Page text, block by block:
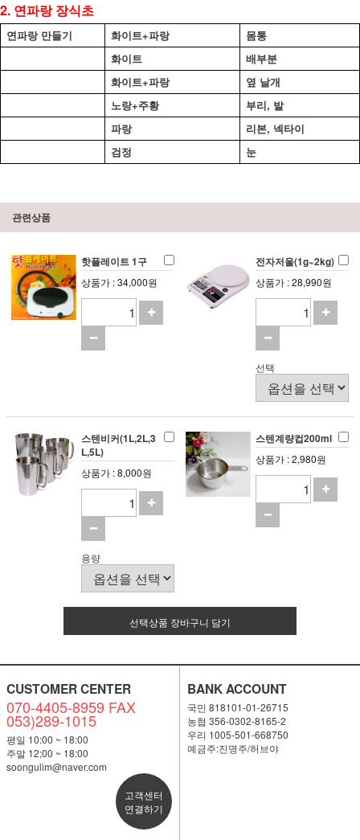
2. 연파랑 장식초
연파랑 만들기 화이트+파랑
몸통
화이트
배부분
화이트+파랑
옆 날개
노랑+주황
부리, 발
파랑
리본, 넥타이
검정
눈
관련상품
핫플레이트 1구
상품가 : 34,000원
전자저울(1g~2kg)
상품가 : 28,990원
선택
스텐비커(1L,2L,3
L,5L)
상품가 : 8,000원
용량
스텐계량컵200ml
상품가 : 2,980원
선택상품 장바구니 담기
CUSTOMER CENTER
070-4405-8959 FAX
053)289-1015
평일 10:00 ~ 18:00
주말 12;00 ~ 18:00
soongulim@naver.com
고객센터
연결하기
BANK ACCOUNT
국민 818101-01-26715
농협 356-0302-8165-2
우리 1005-501-668750
예금주:진명주/허브야